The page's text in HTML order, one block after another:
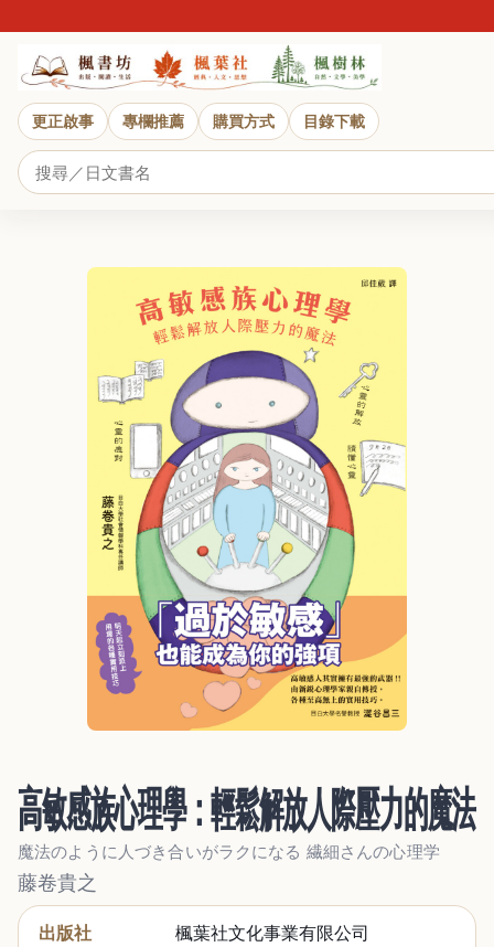
更正啟事 專欄推薦 購買方式 目錄下載
高敏感族心理學：輕鬆解放人際壓力的魔法
魔法のように人づき合いがラクになる 繊細さんの心理学
藤卷貴之
出版社
楓葉社文化事業有限公司